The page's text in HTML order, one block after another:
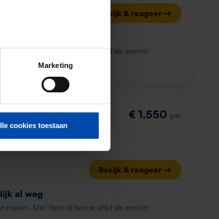
Marketing
cookies toestaan
Bekijk & reageer →
al weg
maken. Met Rent.nl ben je altijd als eerste!
€ 1.550 p/m
Bekijk & reageer →
al weg
maken. Met Rent.nl ben je altijd als eerste!